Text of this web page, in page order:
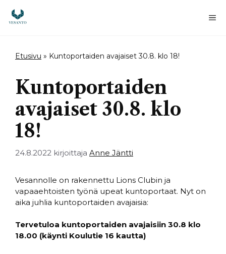
sisältöön
Etusivu » Kuntoportaiden avajaiset 30.8. klo 18!
Kuntoportaiden
avajaiset 30.8. klo
18!
24.8.2022 kirjoittaja Anne Jäntti
Vesannolle on rakennettu Lions Clubin ja
vapaaehtoisten työnä upeat kuntoportaat. Nyt on
aika juhlia kuntoportaiden avajaisia:
Tervetuloa kuntoportaiden avajaisiin 30.8 klo
18.00 (käynti Koulutie 16 kautta)